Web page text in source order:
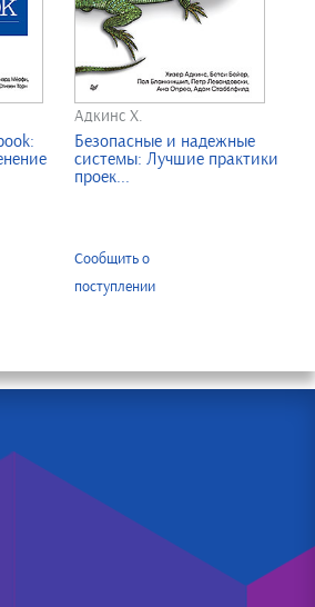
Адкинс Х.
Безопасные и надежные
системы: Лучшие практики
проек...
Сообщить о
поступлении